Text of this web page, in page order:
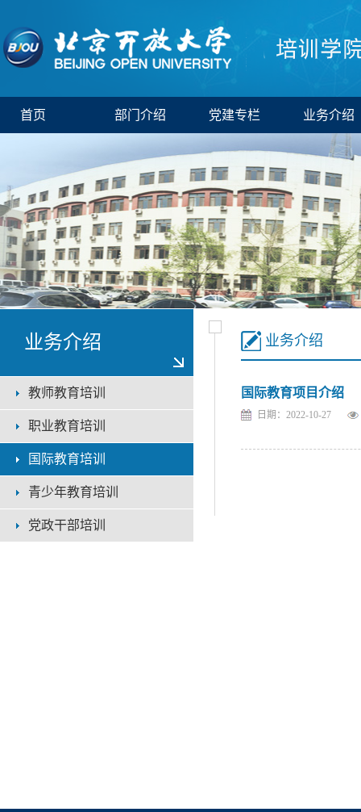
首页 部门介绍 党建专栏 业务介绍
业务介绍
教师教育培训
职业教育培训
国际教育培训
青少年教育培训
党政干部培训
业务介绍
国际教育项目介绍
日期：2022-10-27